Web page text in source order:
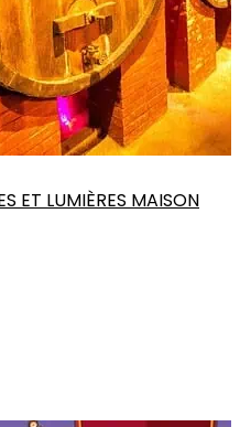
ET LUMIÈRES MAISON